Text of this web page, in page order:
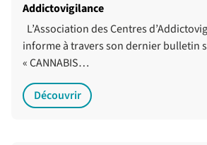
Addictovigilance
L’Association des Centres
informe à travers son dernier bulletin
« CANNABIS…
Découvrir